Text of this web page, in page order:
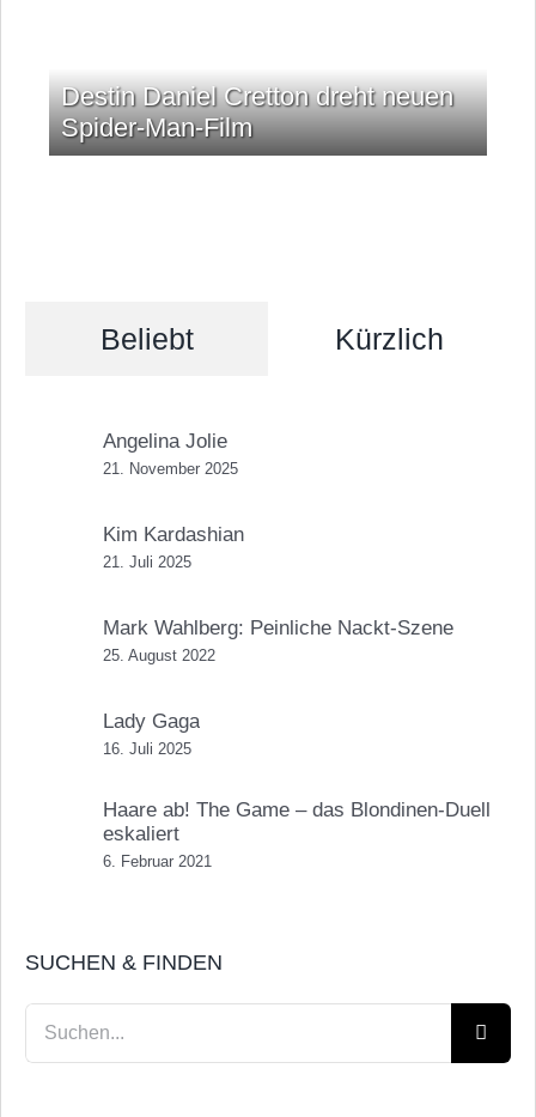
Destin Daniel Cretton dreht neuen
Spider-Man-Film
Beliebt Kürzlich
Angelina Jolie
21. November 2025
Kim Kardashian
21. Juli 2025
Mark Wahlberg: Peinliche Nackt-Szene
25. August 2022
Lady Gaga
16. Juli 2025
Haare ab! The Game – das Blondinen-Duell
eskaliert
6. Februar 2021
SUCHEN & FINDEN
Suche
nach: